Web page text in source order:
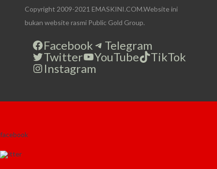
Copyright 2009-2021 EMASKINI.COM.Website ini
bukan website rasmi Public Gold Group.
Facebook
Telegram
Twitter
YouTube
TikTok
Instagram
facebook
twitter